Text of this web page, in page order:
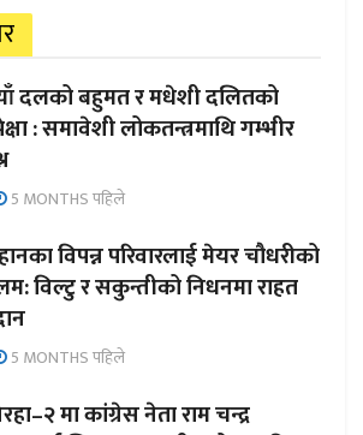
दलको बहुमत र मधेशी दलितको
: समावेशी लोकतन्त्रमाथि गम्भीर
5 MONTHS पहिले
विपन्न परिवारलाई मेयर चौधरीको
विल्टु र सकुन्तीको निधनमा राहत
5 MONTHS पहिले
मा कांग्रेस नेता राम चन्द्र